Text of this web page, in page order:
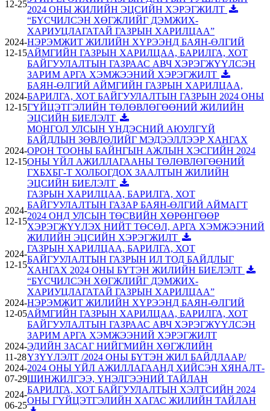
12-25
2024 ОНЫ ЖИЛИЙН ЭЦСИЙН ХЭРЭГЖИЛТ
2024-
12-15
“БҮСЧИЛСЭН ХӨГЖЛИЙГ ДЭМЖИХ-
ХАРИУЦЛАГАТАЙ ГАЗРЫН ХАРИЛЦАА”
НЭРЭМЖИТ ЖИЛИЙН ХҮРЭЭНД БАЯН-ӨЛГИЙ
АЙМГИЙН ГАЗРЫН ХАРИЛЦАА, БАРИЛГА, ХОТ
БАЙГУУЛАЛТЫН ГАЗРААС АВЧ ХЭРЭГЖҮҮЛСЭН
ЗАРИМ АРГА ХЭМЖЭЭНИЙ ХЭРЭГЖИЛТ
2024-
12-15
БАЯН-ӨЛГИЙ АЙМГИЙН ГАЗРЫН ХАРИЛЦАА,
БАРИЛГА, ХОТ БАЙГУУЛАЛТЫН ГАЗРЫН 2024 ОНЫ
ГҮЙЦЭТГЭЛИЙН ТӨЛӨВЛӨГӨӨНИЙ ЖИЛИЙН
ЭЦСИЙН БИЕЛЭЛТ
2024-
12-15
МОНГОЛ УЛСЫН ҮНДЭСНИЙ АЮУЛГҮЙ
БАЙДЛЫН ЗӨВЛӨЛИЙГ МЭДЭЭЛЛЭЭР ХАНГАХ
ОРОН ТООНЫ БАЙНГЫН АЖЛЫН ХЭСГИЙН 2024
ОНЫ ҮЙЛ АЖИЛЛАГААНЫ ТӨЛӨВЛӨГӨӨНИЙ
ГХБХБГ-Т ХОЛБОГДОХ ЗААЛТЫН ЖИЛИЙН
ЭЦСИЙН БИЕЛЭЛТ
2024-
12-15
ГАЗРЫН ХАРИЛЦАА, БАРИЛГА, ХОТ
БАЙГУУЛАЛТЫН ГАЗАР БАЯН-ӨЛГИЙ АЙМАГТ
2024 ОНД УЛСЫН ТӨСВИЙН ХӨРӨНГӨӨР
ХЭРЭГЖҮҮЛЭХ НИЙТ ТӨСӨЛ, АРГА ХЭМЖЭЭНИЙ
ЖИЛИЙН ЭЦСИЙН ХЭРЭГЖИЛТ
2024-
12-15
ГАЗРЫН ХАРИЛЦАА, БАРИЛГА, ХОТ
БАЙГУУЛАЛТЫН ГАЗРЫН ИЛ ТОД БАЙДЛЫГ
ХАНГАХ 2024 ОНЫ БҮТЭН ЖИЛИЙН БИЕЛЭЛТ
2024-
12-05
“БҮСЧИЛСЭН ХӨГЖЛИЙГ ДЭМЖИХ-
ХАРИУЦЛАГАТАЙ ГАЗРЫН ХАРИЛЦАА”
НЭРЭМЖИТ ЖИЛИЙН ХҮРЭЭНД БАЯН-ӨЛГИЙ
АЙМГИЙН ГАЗРЫН ХАРИЛЦАА, БАРИЛГА, ХОТ
БАЙГУУЛАЛТЫН ГАЗРААС АВЧ ХЭРЭГЖҮҮЛСЭН
ЗАРИМ АРГА ХЭМЖЭЭНИЙ ХЭРЭГЖИЛТ
2024-
11-28
ЭДИЙН ЗАСАГ НИЙГМИЙН ХӨГЖЛИЙН
ҮЗҮҮЛЭЛТ /2024 ОНЫ БҮТЭН ЖИЛ БАЙДЛААР/
2024-
07-29
2024 ОНЫ ҮЙЛ АЖИЛЛАГААНД ХИЙСЭН ХЯНАЛТ-
ШИНЖИЛГЭЭ, ҮНЭЛГЭЭНИЙ ТАЙЛАН
2024-
06-25
БАРИЛГА, ХОТ БАЙГУУЛАЛТЫН ХЭЛТСИЙН 2024
ОНЫ ГҮЙЦЭТГЭЛИЙН ХАГАС ЖИЛИЙН ТАЙЛАН